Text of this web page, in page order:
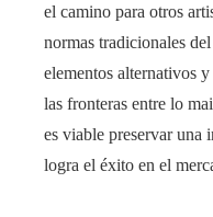
el camino para otros
normas tradicionales
elementos alternativos
las fronteras entre lo
es viable preservar una
logra el éxito en el